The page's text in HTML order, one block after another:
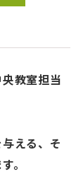
教室担当
える、そ
。